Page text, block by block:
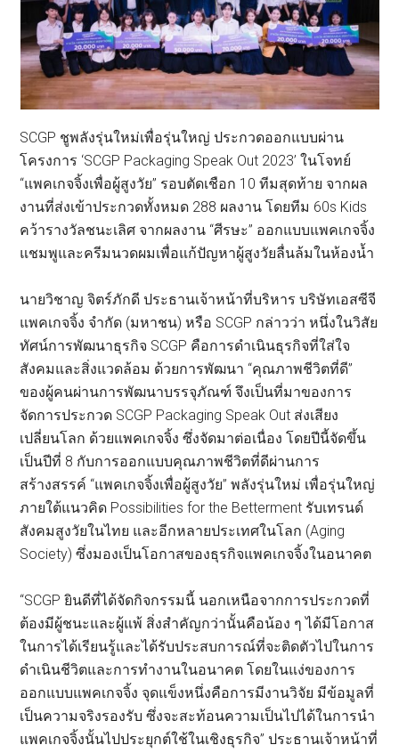
SCGP ชูพลังรุ่นใหม่เพื่อรุ่นใหญ่ ประกวดออกแบบผ่าน
โครงการ ‘SCGP Packaging Speak Out 2023’ ในโจทย์
“แพคเกจจิ้งเพื่อผู้สูงวัย” รอบตัดเชือก 10 ทีมสุดท้าย จากผล
งานที่ส่งเข้าประกวดทั้งหมด 288 ผลงาน โดยทีม 60s Kids
คว้ารางวัลชนะเลิศ จากผลงาน “ศีรษะ” ออกแบบแพคเกจจิ้ง
แชมพูและครีมนวดผมเพื่อแก้ปัญหาผู้สูงวัยลื่นล้มในห้องน้ำ
นายวิชาญ จิตร์ภักดี ประธานเจ้าหน้าที่บริหาร บริษัทเอสซีจี
แพคเกจจิ้ง จำกัด (มหาชน) หรือ SCGP กล่าวว่า หนึ่งในวิสัย
ทัศน์การพัฒนาธุรกิจ SCGP คือการดำเนินธุรกิจที่ใส่ใจ
สังคมและสิ่งแวดล้อม ด้วยการพัฒนา “คุณภาพชีวิตที่ดี”
ของผู้คนผ่านการพัฒนาบรรจุภัณฑ์ จึงเป็นที่มาของการ
จัดการประกวด SCGP Packaging Speak Out ส่งเสียง
เปลี่ยนโลก ด้วยแพคเกจจิ้ง ซึ่งจัดมาต่อเนื่อง โดยปีนี้จัดขึ้น
เป็นปีที่ 8 กับการออกแบบคุณภาพชีวิตที่ดีผ่านการ
สร้างสรรค์ “แพคเกจจิ้งเพื่อผู้สูงวัย” พลังรุ่นใหม่ เพื่อรุ่นใหญ่
ภายใต้แนวคิด Possibilities for the Betterment รับเทรนด์
สังคมสูงวัยในไทย และอีกหลายประเทศในโลก (Aging
Society) ซึ่งมองเป็นโอกาสของธุรกิจแพคเกจจิ้งในอนาคต
“SCGP ยินดีที่ได้จัดกิจกรรมนี้ นอกเหนือจากการประกวดที่
ต้องมีผู้ชนะและผู้แพ้ สิ่งสำคัญกว่านั้นคือน้อง ๆ ได้มีโอกาส
ในการได้เรียนรู้และได้รับประสบการณ์ที่จะติดตัวไปในการ
ดำเนินชีวิตและการทำงานในอนาคต โดยในแง่ของการ
ออกแบบแพคเกจจิ้ง จุดแข็งหนึ่งคือการมีงานวิจัย มีข้อมูลที่
เป็นความจริงรองรับ ซึ่งจะสะท้อนความเป็นไปได้ในการนำ
แพคเกจจิ้งนั้นไปประยุกต์ใช้ในเชิงธุรกิจ” ประธานเจ้าหน้าที่